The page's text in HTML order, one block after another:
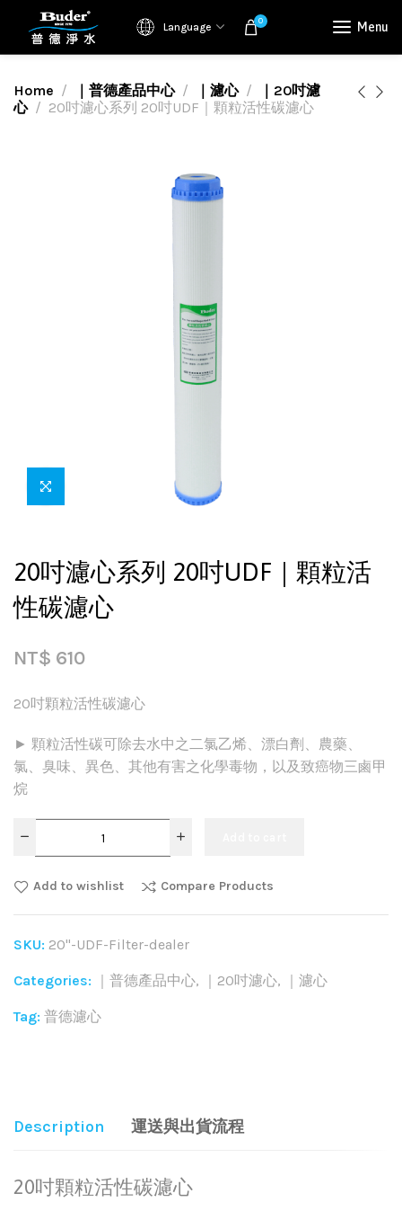
Language 0 Menu
Home ｜普德產品中心 ｜濾心
｜20吋濾
心
20吋濾心系列 20吋UDF｜顆粒活性碳濾心
20吋濾心系列 20吋UDF｜顆粒活
性碳濾心
NT$ 610
20吋顆粒活性碳濾心
► 顆粒活性碳可除去水中之二氯乙烯、漂白劑、農藥、
氯、臭味、異色、其他有害之化學毒物，以及致癌物三鹵甲
烷
Add to wishlist Compare Products
SKU: 20"-UDF-Filter-dealer
Categories: ｜普德產品中心, ｜20吋濾心, ｜濾心
Tag: 普德濾心
Description 運送與出貨流程
20吋顆粒活性碳濾心